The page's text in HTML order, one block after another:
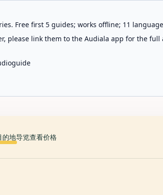
Free first 5 guides; works offline; 11
please link them to the Audiala app for the full
的地导览查看价格